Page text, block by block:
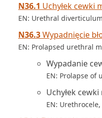
N36.1 Uchyłek cewki
EN: Urethral diverticulum
N36.3Wypadnięcie
EN: Prolapsed urethral
Wypadanie
EN: Prolapse of
Uchyłek
EN: